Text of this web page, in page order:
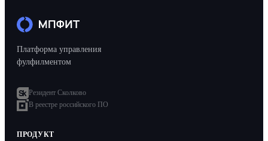
Платформа управления
фулфилментом
Резидент Сколково
В реестре российского ПО
ПРОДУКТ